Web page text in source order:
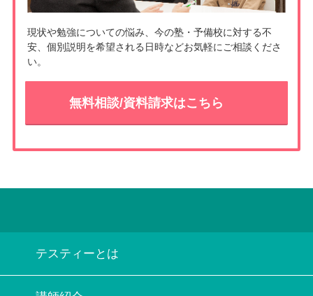
現状や勉強についての悩み、今の塾・予備校に対する不
安、個別説明を希望される日時などお気軽にご相談くださ
い。
無料相談/資料請求はこちら
テスティーとは